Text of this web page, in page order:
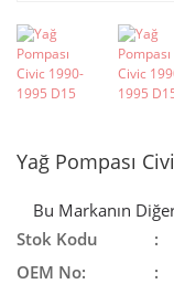
Yağ Pompası
Bu Markanın
Stok Kodu
OEM No: